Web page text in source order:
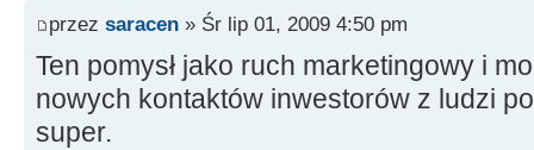
przez saracen » Śr lip 01, 2009 4:50 pm
Ten pomysł jako ruch marketingowy i
nowych kontaktów inwestorów z ludzi
super.